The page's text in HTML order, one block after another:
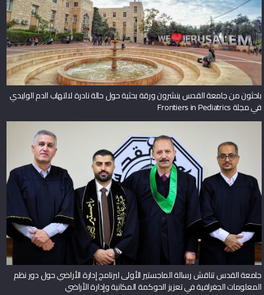
باحثون من جامعة القدس ينشرون ورقة بحثية حول حالة نادرة لالتهاب الدم الوليدي
في مجلة Frontiers in Pediatrics
جامعة القدس تناقش رسالة الماجستير الأولى لبرنامج إدارة الأراضي حول دور نظم
المعلومات الجغرافية في تعزيز الحوكمة المكانية وإدارة الأراضي